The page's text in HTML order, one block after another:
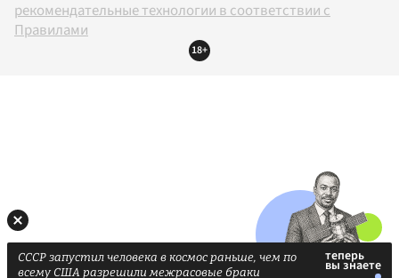
рекомендательные технологии в соответствии с
Правилами
18+
СССР запустил человека в космос раньше, чем по
всему США разрешили межрасовые браки